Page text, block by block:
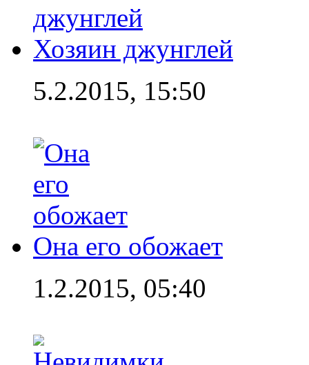
Хозяин джунглей
5.2.2015, 15:50
Она его обожает
1.2.2015, 05:40